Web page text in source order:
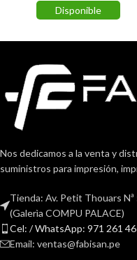
Disponible
Nos dedicamos a la venta y
suministros para impresión,
Tienda: Av. Petit Thouars
(Galerìa COMPU PALACE)
Cel: / WhatsApp: 971 261
Email: ventas@fabisan.pe